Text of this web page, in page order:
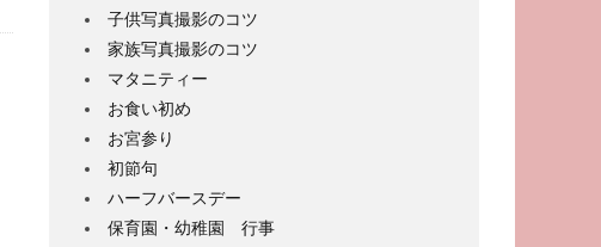
子供写真撮影のコツ
家族写真撮影のコツ
マタニティー
お食い初め
お宮参り
初節句
ハーフバースデー
保育園・幼稚園 行事